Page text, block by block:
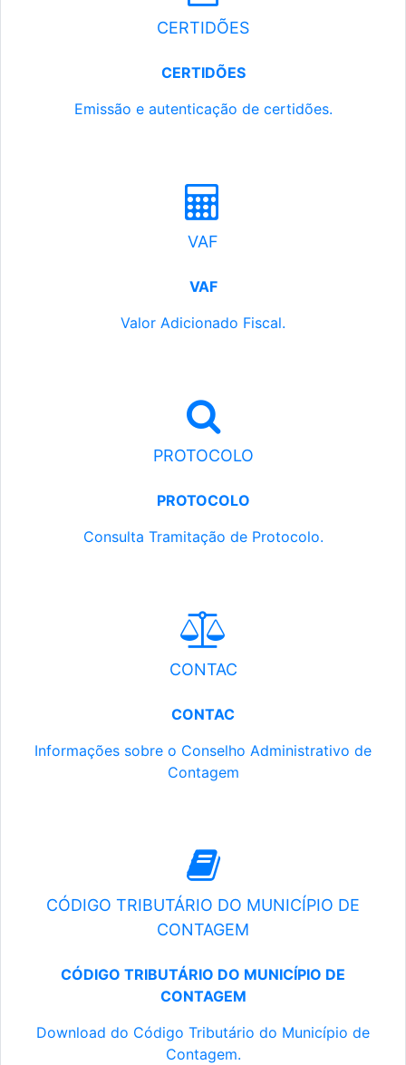
CERTIDÕES
CERTIDÕES
Emissão e autenticação de certidões.
VAF
VAF
Valor Adicionado Fiscal.
PROTOCOLO
PROTOCOLO
Consulta Tramitação de Protocolo.
CONTAC
CONTAC
Informações sobre o Conselho Administrativo de
Contagem
CÓDIGO TRIBUTÁRIO DO MUNICÍPIO DE
CONTAGEM
CÓDIGO TRIBUTÁRIO DO MUNICÍPIO DE
CONTAGEM
Download do Código Tributário do Município de
Contagem.